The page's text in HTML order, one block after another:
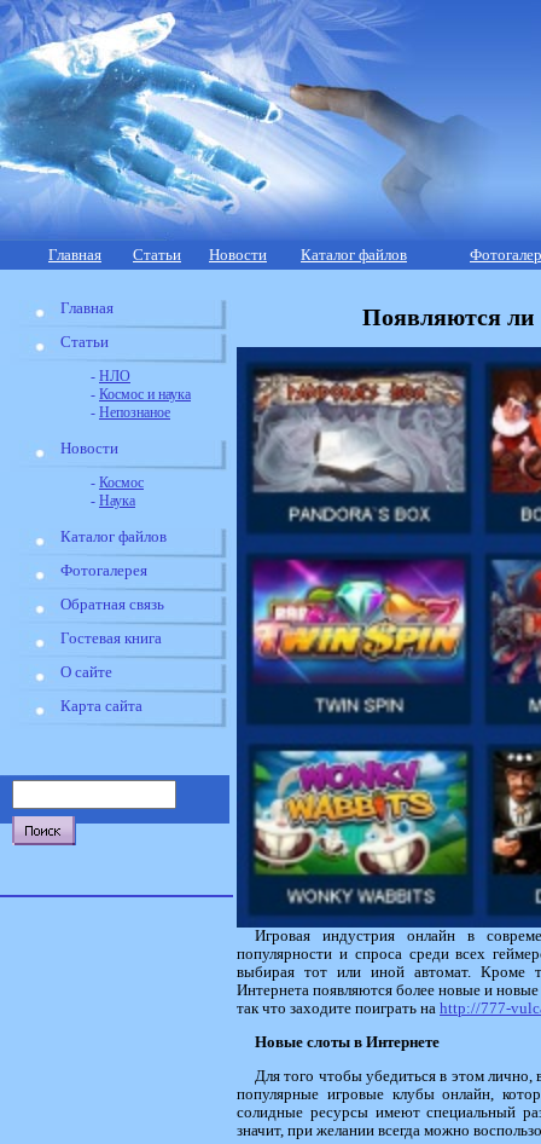
Главная Статьи Новости Каталог файлов
Главная
Статьи
- НЛО
- Космос и наука
- Непознаное
Новости
- Космос
- Наука
Каталог файлов
Фотогалерея
Обратная связь
Гостевая книга
О сайте
Карта сайта
Появляются ли
Игровая индустрия онлайн в
популярности и спроса среди всех
выбирая тот или иной автомат. Кроме
Интернета появляются более новые и
так что заходите поиграть на http://777-
Новые слоты в Интернете
Для того чтобы убедиться в этом
популярные игровые клубы онлайн,
солидные ресурсы имеют специальный
значит, при желании всегда можно